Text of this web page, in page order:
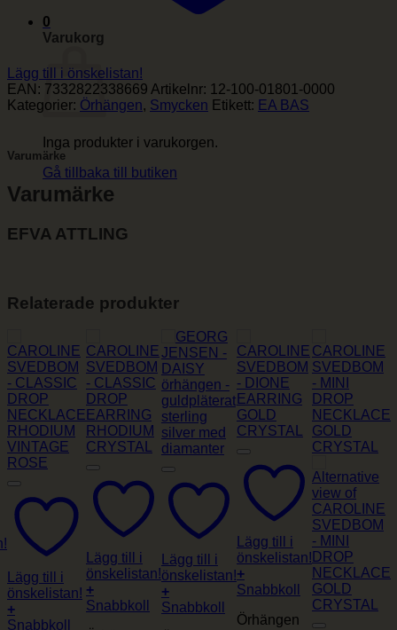
0
Varukorg
Inga produkter i varukorgen.
Gå tillbaka till butiken
Lägg till i önskelistan!
EAN: 7332822338669 Artikelnr: 12-100-01801-0000
Kategorier: Örhängen, Smycken Etikett: EA BAS
Varumärke
Varumärke
EFVA ATTLING
Relaterade produkter
Lägg till i
önskelistan!
+
Snabbkoll
Lägg till i
önskelistan!
+
Snabbkoll
Lägg till i
önskelistan!
+
Snabbkoll
Lägg till i
önskelistan!
+
Snabbkoll
Örhängen